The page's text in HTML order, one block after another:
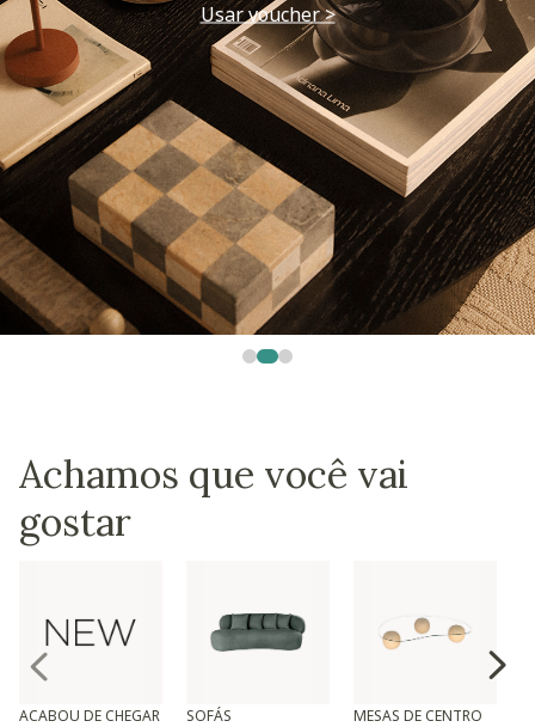
Usar voucher >
Achamos que você vai
gostar
ACABOU DE CHEGAR SOFÁS MESAS DE CENTRO